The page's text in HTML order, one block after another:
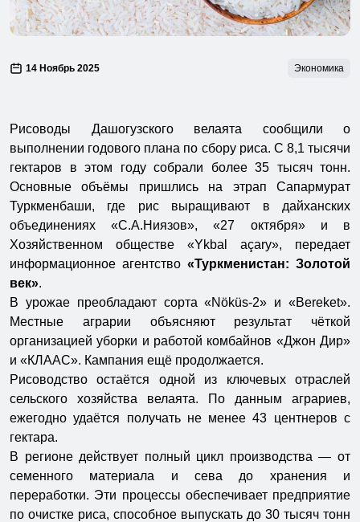
14 Ноябрь 2025 Экономика
Рисоводы Дашогузского велаята сообщили о
выполнении годового плана по сбору риса. С 8,1 тысячи
гектаров в этом году собрали более 35 тысяч тонн.
Основные объёмы пришлись на этрап Сапармурат
Туркменбаши, где рис выращивают в дайханских
объединениях «С.А.Ниязов», «27 октября» и в
Хозяйственном обществе «Ykbal açary», передает
информационное агентство «Туркменистан: Золотой
век».
В урожае преобладают сорта «Nöküs-2» и «Bereket».
Местные аграрии объясняют результат чёткой
организацией уборки и работой комбайнов «Джон Дир»
и «КЛААС». Кампания ещё продолжается.
Рисоводство остаётся одной из ключевых отраслей
сельского хозяйства велаята. По данным аграриев,
ежегодно удаётся получать не менее 43 центнеров с
гектара.
В регионе действует полный цикл производства — от
семенного материала и сева до хранения и
переработки. Эти процессы обеспечивает предприятие
по очистке риса, способное выпускать до 30 тысяч тонн